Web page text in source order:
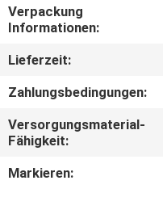
TRETEN
SIE
MIT
UNS
IN
VERBINDUNG
Verpackung
Informationen:
Lieferzeit:
Zahlungsbedingungen:
Versorgungsmaterial-
Fähigkeit:
Markieren: